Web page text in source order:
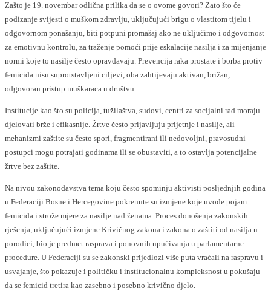
Zašto je 19. novembar odlična prilika da se o ovome govori? Zato što će
podizanje svijesti o muškom zdravlju, uključujući brigu o vlastitom tijelu i
odgovornom ponašanju, biti potpuni promašaj ako ne uključimo i odgovornost
za emotivnu kontrolu, za traženje pomoći prije eskalacije nasilja i za mijenjanje
normi koje to nasilje često opravdavaju. Prevencija raka prostate i borba protiv
femicida nisu suprotstavljeni ciljevi, oba zahtijevaju aktivan, brižan,
odgovoran pristup muškaraca u društvu.
Institucije kao što su policija, tužilaštva, sudovi, centri za socijalni rad moraju
djelovati brže i efikasnije. Žrtve često prijavljuju prijetnje i nasilje, ali
mehanizmi zaštite su često spori, fragmentirani ili nedovoljni, pravosudni
postupci mogu potrajati godinama ili se obustaviti, a to ostavlja potencijalne
žrtve bez zaštite.
Na nivou zakonodavstva tema koju često spominju aktivisti posljednjih godina
u Federaciji Bosne i Hercegovine pokrenute su izmjene koje uvode pojam
femicida i strože mjere za nasilje nad ženama. Proces donošenja zakonskih
rješenja, uključujući izmjene Krivičnog zakona i zakona o zaštiti od nasilja u
porodici, bio je predmet rasprava i ponovnih upućivanja u parlamentarne
procedure. U Federaciji su se zakonski prijedlozi više puta vraćali na raspravu i
usvajanje, što pokazuje i političku i institucionalnu kompleksnost u pokušaju
da se femicid tretira kao zasebno i posebno krivično djelo.